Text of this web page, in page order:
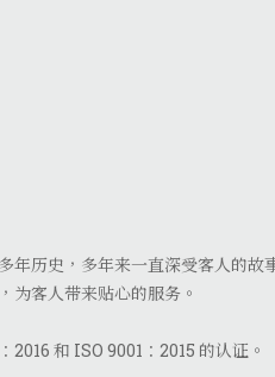
年历史，多年来一直深受客人的
为客人带来贴心的服务。
和 ISO 9001：2015 的认证。